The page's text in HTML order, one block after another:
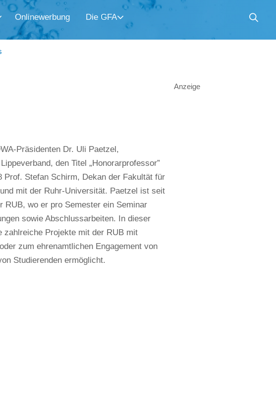
Onlinewerbung Die GFA
Präsidenten Dr. Uli Paetzel,
den Titel „Honorarprofessor”
Prof. Stefan Schirm, Dekan der Fakultät für
mit der Ruhr-Universität. Paetzel ist seit
RUB, wo er pro Semester ein Seminar
sowie Abschlussarbeiten. In dieser
Projekte mit der RUB mit
zum ehrenamtlichen Engagement von
Studierenden ermöglicht.
Anzeige